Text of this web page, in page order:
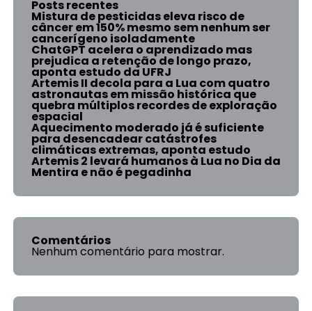
Posts recentes
Mistura de pesticidas eleva risco de
câncer em 150% mesmo sem nenhum ser
cancerígeno isoladamente
ChatGPT acelera o aprendizado mas
prejudica a retenção de longo prazo,
aponta estudo da UFRJ
Artemis II decola para a Lua com quatro
astronautas em missão histórica que
quebra múltiplos recordes de exploração
espacial
Aquecimento moderado já é suficiente
para desencadear catástrofes
climáticas extremas, aponta estudo
Artemis 2 levará humanos à Lua no Dia da
Mentira e não é pegadinha
Comentários
Nenhum comentário para mostrar.